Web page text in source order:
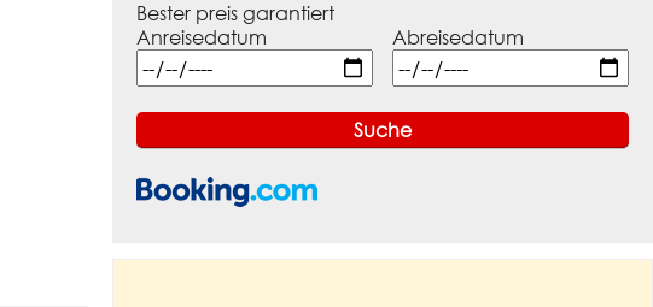
Bester preis garantiert
Anreisedatum
Abreisedatum